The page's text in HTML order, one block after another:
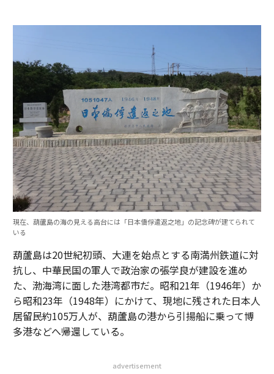
現在、葫蘆島の海の見える高台には「日本僑俘遣返之地」の記念碑が建てられて
いる
葫蘆島は20世紀初頭、大連を始点とする南満州鉄道に対
抗し、中華民国の軍人で政治家の張学良が建設を進め
た、渤海湾に面した港湾都市だ。昭和21年（1946年）か
ら昭和23年（1948年）にかけて、現地に残された日本人
居留民約105万人が、葫蘆島の港から引揚船に乗って博
多港などへ帰還している。
advertisement